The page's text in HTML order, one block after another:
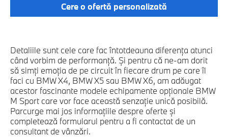
Cere o ofertă personalizată
Detaliile sunt cele care fac întotdeauna diferenţa atunci
când vorbim de performanţă. Şi pentru că ne-am dorit
să simţi emoţia de pe circuit în fiecare drum pe care îl
faci cu BMW X4, BMW X5 sau BMW X6, am adăugat
acestor fascinante modele echipamente opţionale BMW
M Sport care vor face această senzaţie unică posibilă.
Parcurge mai jos informaţiile despre oferte şi
completează formularul pentru a fi contactat de un
consultant de vânzări.